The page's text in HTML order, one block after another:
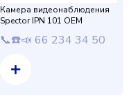
Камера видеонаблюдения
Spector IPN 101 OEM
📞☎️📣 66 234 34 50